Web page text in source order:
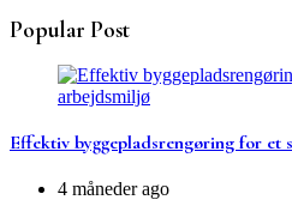
Popular Post
Effektiv byggepladsrengøring for et
4 måneder ago